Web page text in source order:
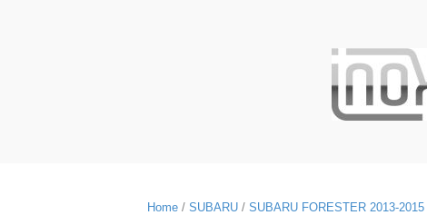
Home / SUBARU / SUBARU FORESTER 2013-2015